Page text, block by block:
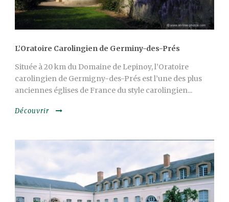
L’Oratoire Carolingien de Germiny-des-Prés
Située à 20 km du Domaine de Lepinoy, l’Oratoire
carolingien de Germigny-des-Prés est l’une des plus
anciennes églises de France du style carolingien...
Découvrir